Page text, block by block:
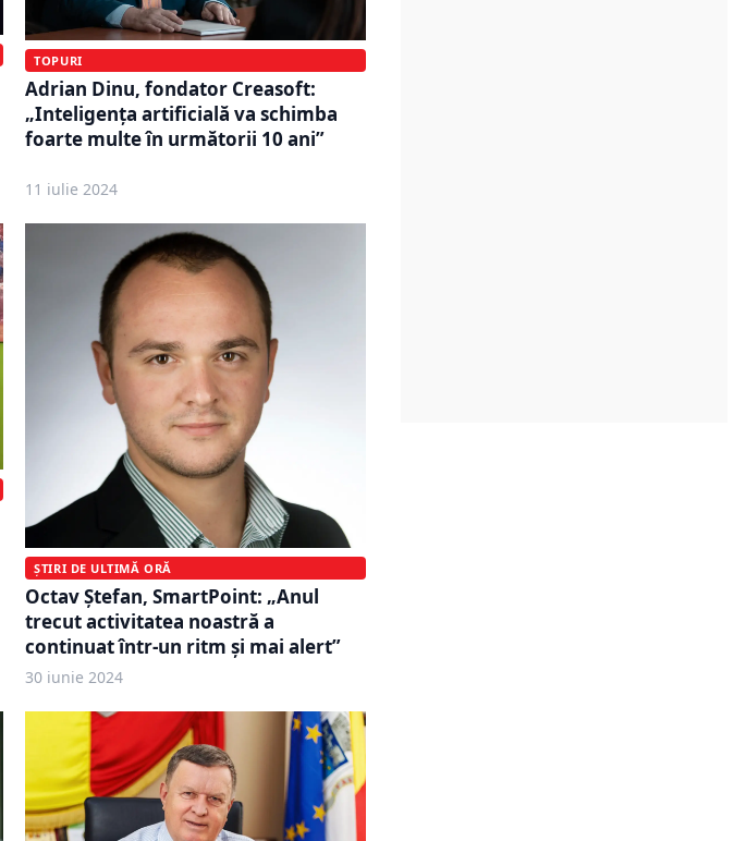
TOPURI
Adrian Dinu, fondator Creasoft:
„Inteligența artificială va schimba
foarte multe în următorii 10 ani”
11 iulie 2024
ȘTIRI DE ULTIMĂ ORĂ
Octav Ștefan, SmartPoint: „Anul
trecut activitatea noastră a
continuat într-un ritm și mai alert”
30 iunie 2024